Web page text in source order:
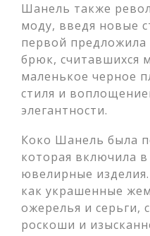
Шанель также
моду, введя новые
первой
брюк, считавшихся
маленькое черное
стиля и
элегантности.
Коко Шанель была
которая включила
ювелирные
как украшенные
ожерелья и серьги,
роскоши и